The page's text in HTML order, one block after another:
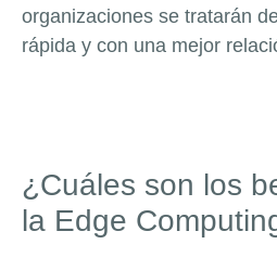
organizaciones se tratarán
rápida y con una mejor
¿Cuáles son los
la Edge